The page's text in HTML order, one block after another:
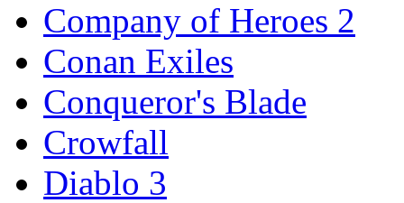
Company of Heroes 2
Conan Exiles
Conqueror's Blade
Crowfall
Diablo 3